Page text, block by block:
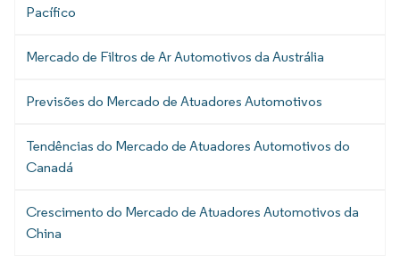
Pacífico
Mercado de Filtros de Ar Automotivos da Austrália
Previsões do Mercado de Atuadores Automotivos
Tendências do Mercado de Atuadores Automotivos do
Canadá
Crescimento do Mercado de Atuadores Automotivos da
China